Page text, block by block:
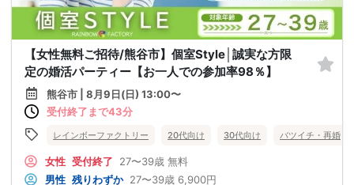
【女性無料ご招待/熊谷市】個室Style│誠実な方限
定の婚活パーティー【お一人での参加率98％】
熊谷市 | 8月9日(日) 13:00〜
受付終了まで43分
レインボーファクトリー 20代向け 30代向け バツイチ・再婚
女性 受付終了 27〜39歳 無料
男性 残りわずか 27〜39歳 6,900円